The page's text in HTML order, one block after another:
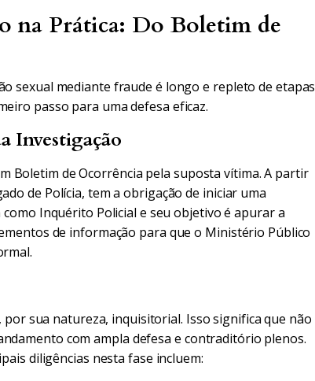
na Prática: Do Boletim de
sexual mediante fraude é longo e repleto de etapas
passo para uma defesa eficaz.
Investigação
Boletim de Ocorrência pela suposta vítima. A partir
de Polícia, tem a obrigação de iniciar uma
Inquérito Policial e seu objetivo é apurar a
de informação para que o Ministério Público
sua natureza, inquisitorial. Isso significa que não
com ampla defesa e contraditório plenos.
diligências nesta fase incluem: